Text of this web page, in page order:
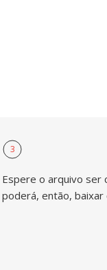
3
Espere o arquivo ser
poderá, então,